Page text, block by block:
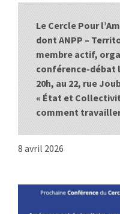
Le Cercle Pour
dont ANPP –
membre actif,
conférence-débat
20h, au 22, rue
« État et
comment
8 avril 2026